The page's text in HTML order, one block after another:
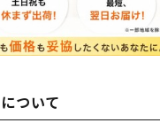
ついて